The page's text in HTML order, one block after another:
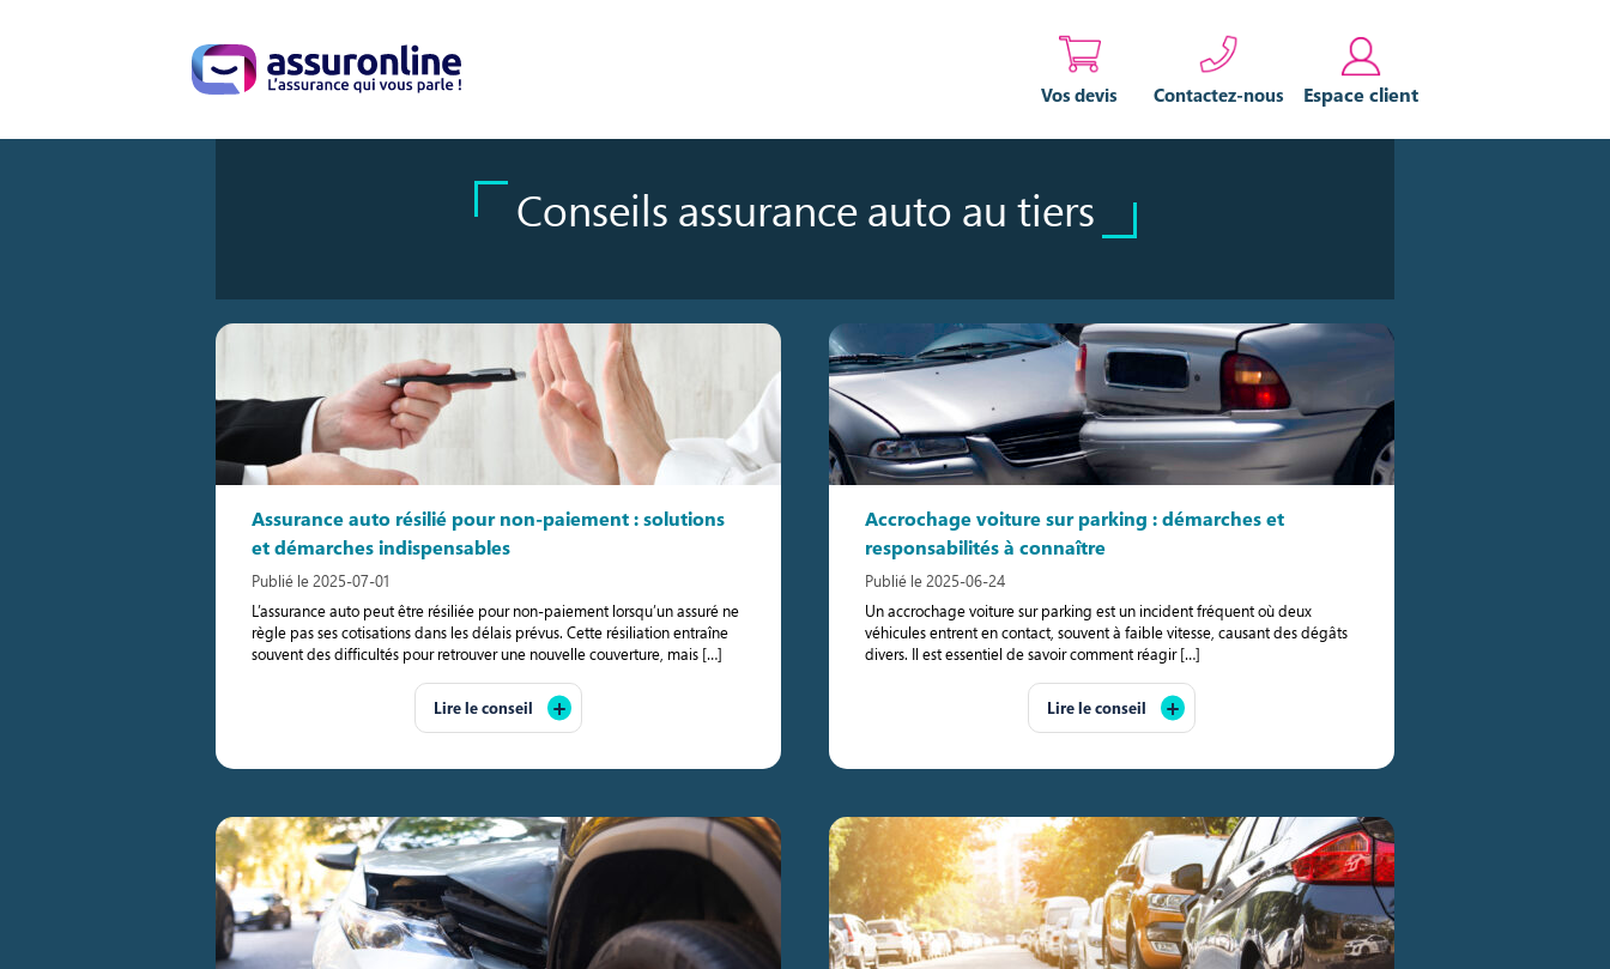
Vos devis Contactez-nous Espace client
Conseils assurance auto au tiers
Assurance auto résilié pour non-paiement : solutions
et démarches indispensables
Publié le 2025-07-01
L’assurance auto peut être résiliée pour non-paiement lorsqu’un assuré ne
règle pas ses cotisations dans les délais prévus. Cette résiliation entraîne
souvent des difficultés pour retrouver une nouvelle couverture, mais […]
Lire le conseil
Accrochage voiture sur parking : démarches et
responsabilités à connaître
Publié le 2025-06-24
Un accrochage voiture sur parking est un incident fréquent où deux
véhicules entrent en contact, souvent à faible vitesse, causant des dégâts
divers. Il est essentiel de savoir comment réagir […]
Lire le conseil